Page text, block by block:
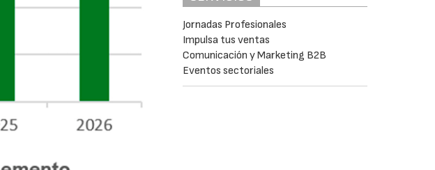
Jornadas Profesionales
Impulsa tus ventas
Comunicación y Marketing B2B
Eventos sectoriales